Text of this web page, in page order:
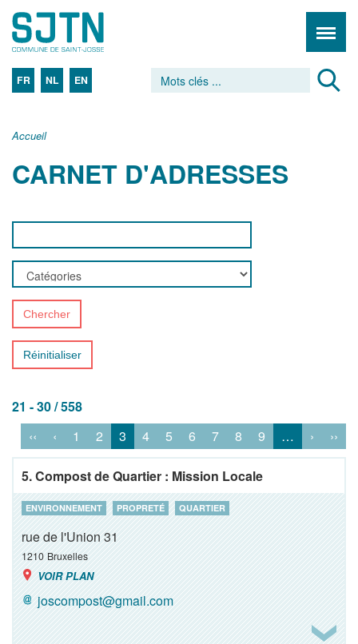
FR NL EN
Accueil
CARNET D'ADRESSES
Chercher
Réinitialiser
21 - 30 / 558
‹‹
‹ 1 2 3 4 5 6 7 8 9 … › ››
5. Compost de Quartier : Mission Locale
ENVIRONNEMENT PROPRETÉ QUARTIER
rue de l'Union 31
1210 Bruxelles
VOIR PLAN
joscompost@gmail.com